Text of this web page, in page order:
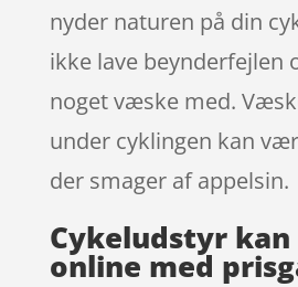
nyder naturen på din
ikke lave beynderfejlen
noget væske med.
under cyklingen kan
der smager af appelsin.
Cykeludstyr kan
online med